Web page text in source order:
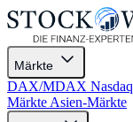
Märkte
DAX/MDAX Nasdaq
Märkte Asien-Märkte